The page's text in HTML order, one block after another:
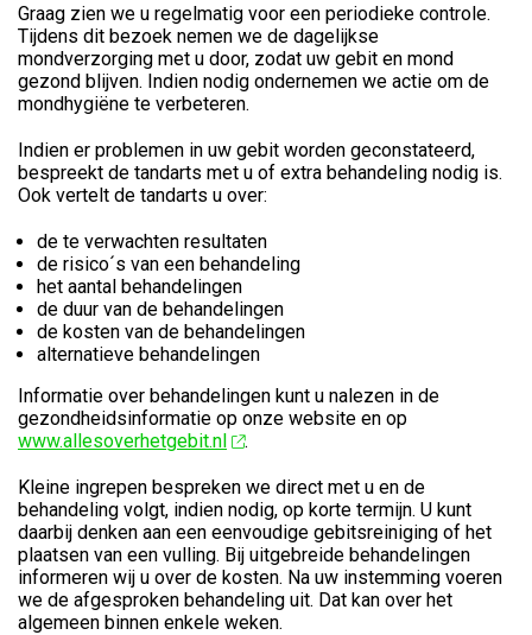
Graag zien we u regelmatig voor een periodieke controle.
Tijdens dit bezoek nemen we de dagelijkse
mondverzorging met u door, zodat uw gebit en mond
gezond blijven. Indien nodig ondernemen we actie om de
mondhygiëne te verbeteren.
Indien er problemen in uw gebit worden geconstateerd,
bespreekt de tandarts met u of extra behandeling nodig is.
Ook vertelt de tandarts u over:
de te verwachten resultaten
de risico´s van een behandeling
het aantal behandelingen
de duur van de behandelingen
de kosten van de behandelingen
alternatieve behandelingen
Informatie over behandelingen kunt u nalezen in de
gezondheidsinformatie op onze website en op
www.allesoverhetgebit.nl
.
Kleine ingrepen bespreken we direct met u en de
behandeling volgt, indien nodig, op korte termijn. U kunt
daarbij denken aan een eenvoudige gebitsreiniging of het
plaatsen van een vulling. Bij uitgebreide behandelingen
informeren wij u over de kosten. Na uw instemming voeren
we de afgesproken behandeling uit. Dat kan over het
algemeen binnen enkele weken.